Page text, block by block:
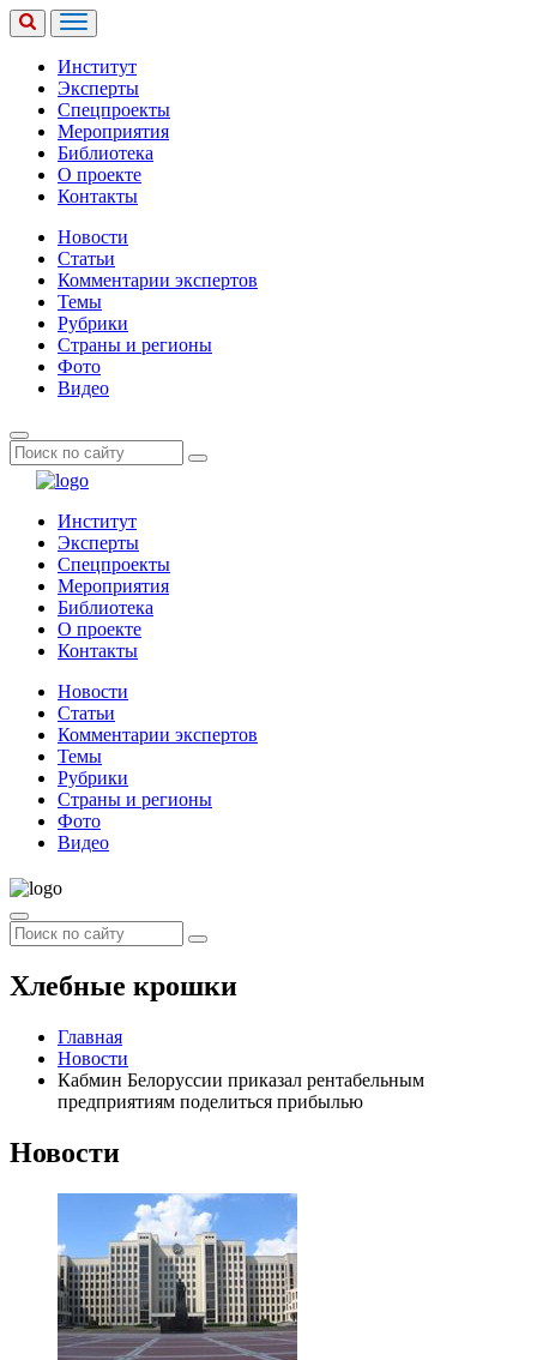
Институт
Эксперты
Спецпроекты
Мероприятия
Библиотека
О проекте
Контакты
Новости
Статьи
Комментарии экспертов
Темы
Рубрики
Страны и регионы
Фото
Видео
Институт
Эксперты
Спецпроекты
Мероприятия
Библиотека
О проекте
Контакты
Новости
Статьи
Комментарии экспертов
Темы
Рубрики
Страны и регионы
Фото
Видео
Хлебные крошки
Главная
Новости
Кабмин Белоруссии приказал рентабельным
предприятиям поделиться прибылью
Новости